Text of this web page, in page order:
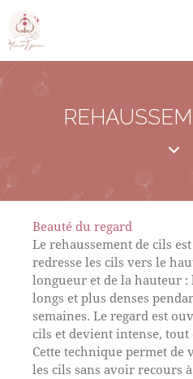
Beauté du regard
Le rehaussement de cils
redresse les cils vers le
longueur et de la hauteur :
longs et plus denses
semaines. Le regard est
cils et devient intense,
Cette technique permet
les cils sans avoir recours